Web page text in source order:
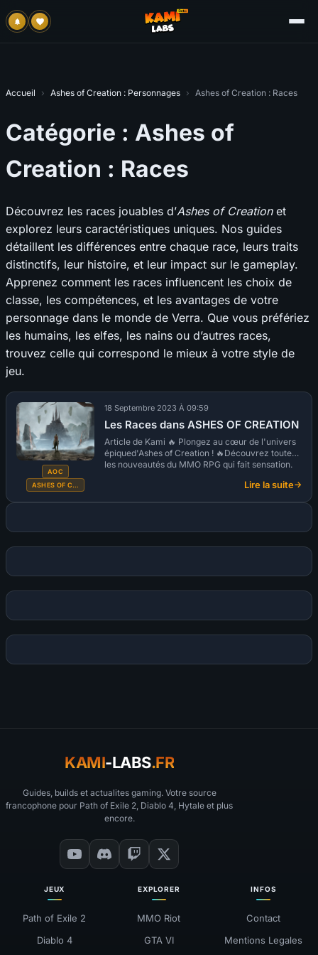
Accueil › Ashes of Creation : Personnages › Ashes of Creation : Races
Catégorie : Ashes of
Creation : Races
Découvrez les races jouables d’Ashes of Creationet
explorez leurs caractéristiques uniques. Nos guides
détaillent les différences entre chaque race, leurs traits
distinctifs, leur histoire, et leur impact sur le gameplay.
Apprenez comment les races influencent les choix de
classe, les compétences, et les avantages de votre
personnage dans le monde de Verra. Que vous préfériez
les humains, les elfes, les nains ou d’autres races,
trouvez celle qui correspond le mieux à votre style de
jeu.
AOC
ASHES OF C…
18 Septembre 2023 À 09:59
Les Races dans ASHES OF CREATION
Article de Kami 🔥 Plongez au cœur de l'univers
épiqued'Ashes of Creation ! 🔥Découvrez toutes
les nouveautés du MMO RPG qui fait sensation.
Lire la suite
:
dans
ASHES
CREATION
KAMI-LABS.FR
Guides, builds et actualites gaming. Votre source
francophone pour Path of Exile 2, Diablo 4, Hytale et plus
encore.
JEUX
Path of Exile 2
Diablo 4
EXPLORER
MMO Riot
GTA VI
INFOS
Contact
Mentions Legales